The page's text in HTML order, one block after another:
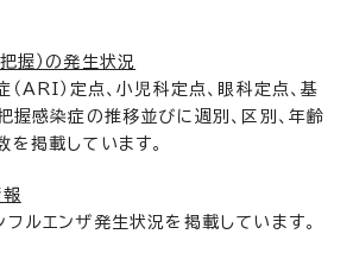
握）の発生状況
ARI）定点、小児科定点、眼科定点、基
握感染症の推移並びに週別、区別、年齢
を掲載しています。
報
ルエンザ発生状況を掲載しています。